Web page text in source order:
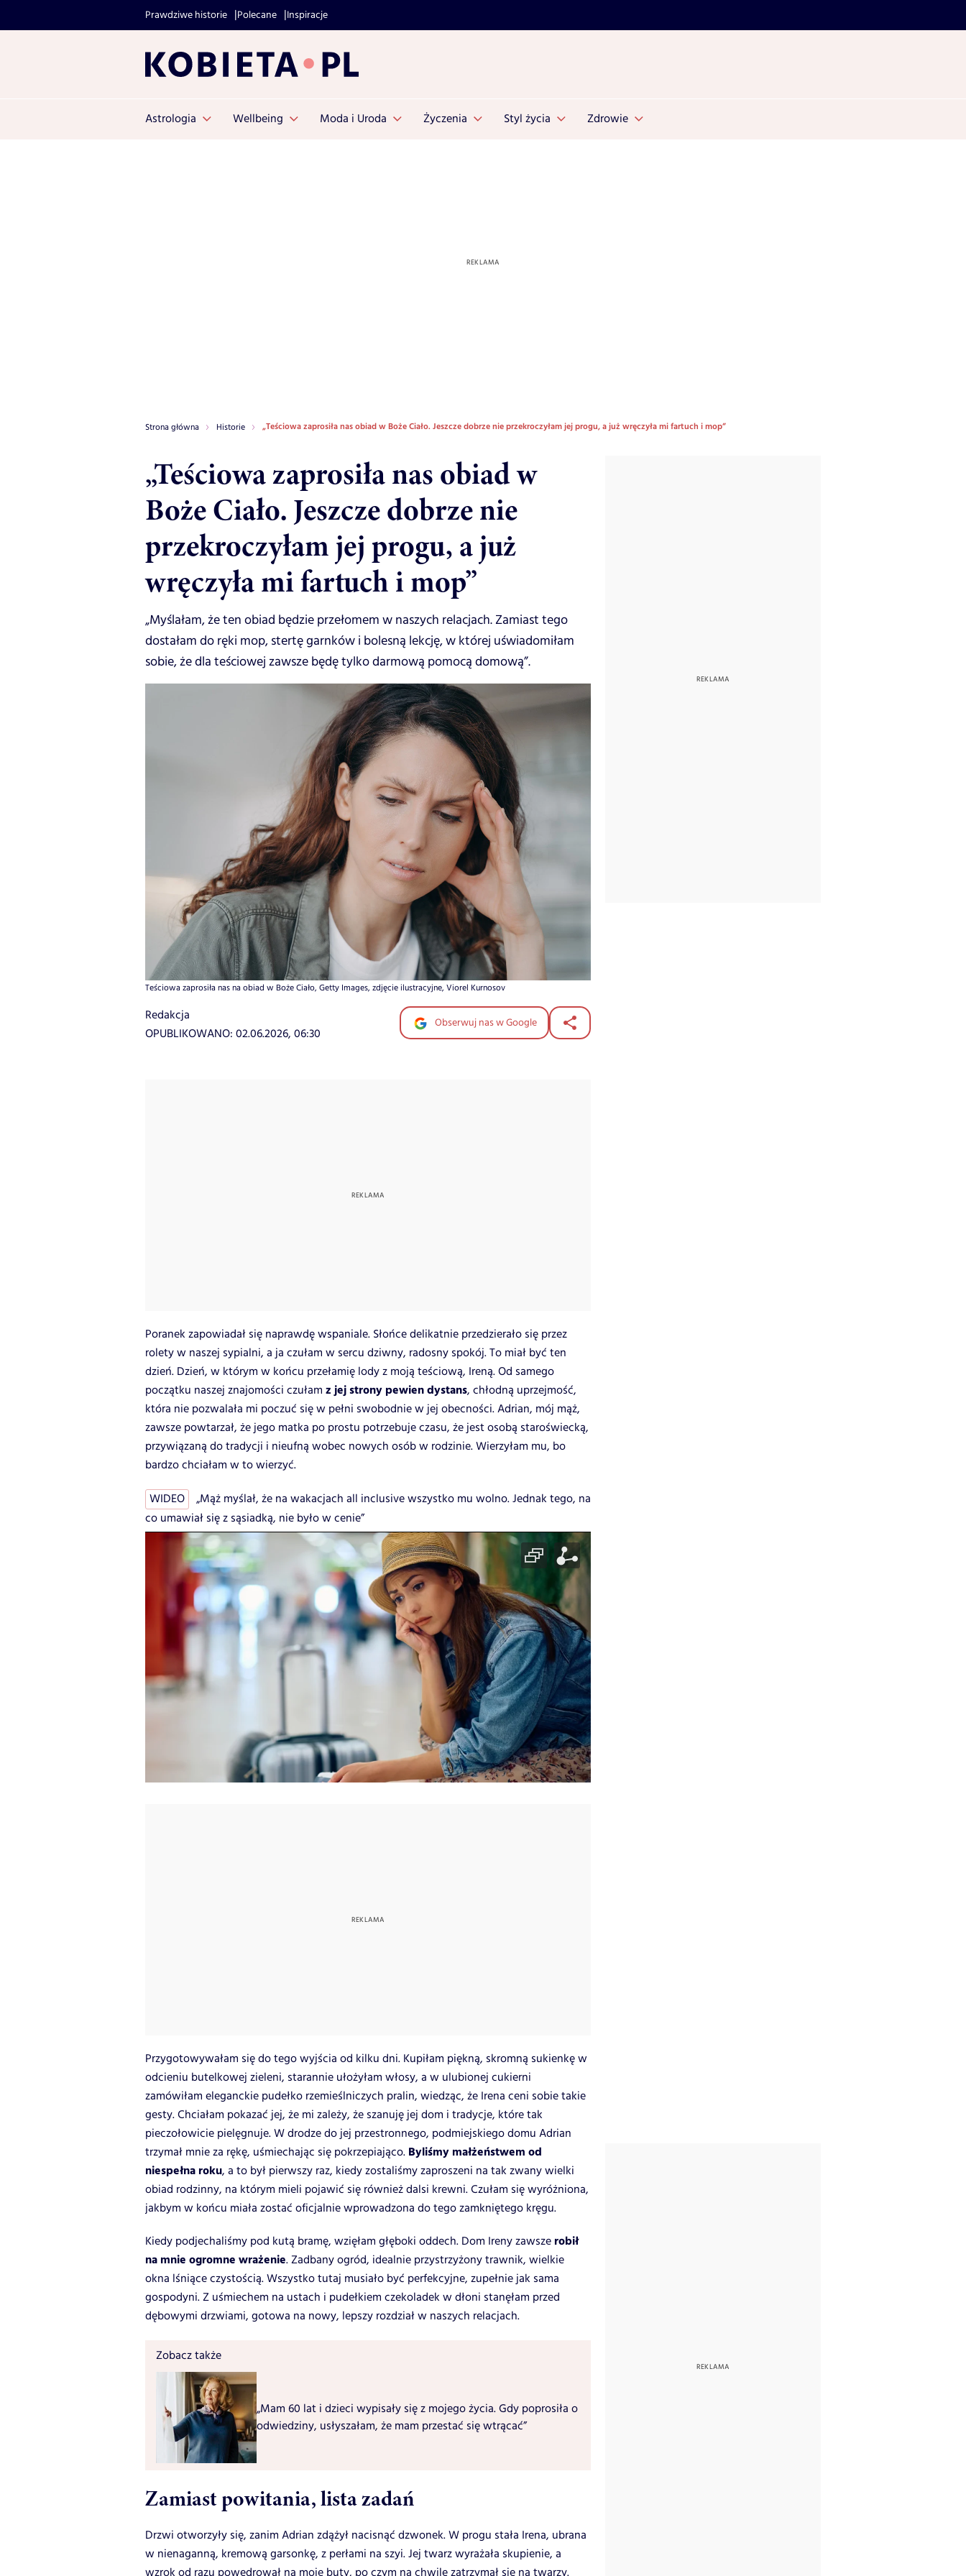
Prawdziwe historie Polecane Inspiracje
Astrologia Wellbeing Moda i Uroda Życzenia Styl życia Zdrowie
Strona główna Historie „Teściowa zaprosiła nas obiad w Boże Ciało. Jeszcze dobrze nie przekroczyłam jej progu, a już wręczyła mi fartuch i mop”
„Teściowa zaprosiła nas obiad w
Boże Ciało. Jeszcze dobrze nie
przekroczyłam jej progu, a już
wręczyła mi fartuch i mop”
„Myślałam, że ten obiad będzie przełomem w naszych relacjach. Zamiast tego
dostałam do ręki mop, stertę garnków i bolesną lekcję, w której uświadomiłam
sobie, że dla teściowej zawsze będę tylko darmową pomocą domową”.
Teściowa zaprosiła nas na obiad w Boże Ciało, Getty Images, zdjęcie ilustracyjne, Viorel Kurnosov
Redakcja
OPUBLIKOWANO: 02.06.2026, 06:30
Obserwuj nas w Google
Poranek zapowiadał się naprawdę wspaniale. Słońce delikatnie przedzierało się przez
rolety w naszej sypialni, a ja czułam w sercu dziwny, radosny spokój. To miał być ten
dzień. Dzień, w którym w końcu przełamię lody z moją teściową, Ireną. Od samego
początku naszej znajomości czułam z jej strony pewien dystans, chłodną uprzejmość,
która nie pozwalała mi poczuć się w pełni swobodnie w jej obecności. Adrian, mój mąż,
zawsze powtarzał, że jego matka po prostu potrzebuje czasu, że jest osobą staroświecką,
przywiązaną do tradycji i nieufną wobec nowych osób w rodzinie. Wierzyłam mu, bo
bardzo chciałam w to wierzyć.
WIDEO
„Mąż myślał, że na wakacjach all inclusive wszystko mu wolno. Jednak tego, na
co umawiał się z sąsiadką, nie było w cenie”
Przygotowywałam się do tego wyjścia od kilku dni. Kupiłam piękną, skromną sukienkę w
odcieniu butelkowej zieleni, starannie ułożyłam włosy, a w ulubionej cukierni
zamówiłam eleganckie pudełko rzemieślniczych pralin, wiedząc, że Irena ceni sobie takie
gesty. Chciałam pokazać jej, że mi zależy, że szanuję jej dom i tradycje, które tak
pieczołowicie pielęgnuje. W drodze do jej przestronnego, podmiejskiego domu Adrian
trzymał mnie za rękę, uśmiechając się pokrzepiająco. Byliśmy małżeństwem od
niespełna roku, a to był pierwszy raz, kiedy zostaliśmy zaproszeni na tak zwany wielki
obiad rodzinny, na którym mieli pojawić się również dalsi krewni. Czułam się wyróżniona,
jakbym w końcu miała zostać oficjalnie wprowadzona do tego zamkniętego kręgu.
Kiedy podjechaliśmy pod kutą bramę, wzięłam głęboki oddech. Dom Ireny zawsze robił
na mnie ogromne wrażenie. Zadbany ogród, idealnie przystrzyżony trawnik, wielkie
okna lśniące czystością. Wszystko tutaj musiało być perfekcyjne, zupełnie jak sama
gospodyni. Z uśmiechem na ustach i pudełkiem czekoladek w dłoni stanęłam przed
dębowymi drzwiami, gotowa na nowy, lepszy rozdział w naszych relacjach.
Zobacz także
„Mam 60 lat i dzieci wypisały się z mojego życia. Gdy poprosiła o
odwiedziny, usłyszałam, że mam przestać się wtrącać”
Zamiast powitania, lista zadań
Drzwi otworzyły się, zanim Adrian zdążył nacisnąć dzwonek. W progu stała Irena, ubrana
w nienaganną, kremową garsonkę, z perłami na szyi. Jej twarz wyrażała skupienie, a